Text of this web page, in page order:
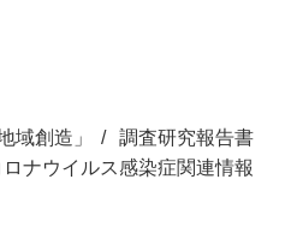
域創造」
調査研究報告書
ナウイルス感染症関連情報